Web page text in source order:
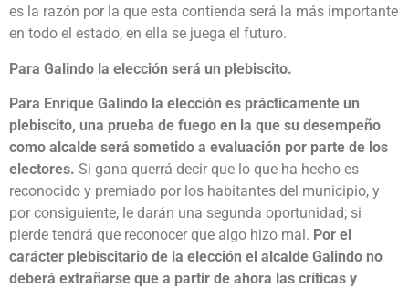
es la razón por la que esta contienda será la más importante
en todo el estado, en ella se juega el futuro.
Para Galindo la elección será un plebiscito.
Para Enrique Galindo la elección es prácticamente un
plebiscito, una prueba de fuego en la que su desempeño
como alcalde será sometido a evaluación por parte de los
electores. Si gana querrá decir que lo que ha hecho es
reconocido y premiado por los habitantes del municipio, y
por consiguiente, le darán una segunda oportunidad; si
pierde tendrá que reconocer que algo hizo mal. Por el
carácter plebiscitario de la elección el alcalde Galindo no
deberá extrañarse que a partir de ahora las críticas y